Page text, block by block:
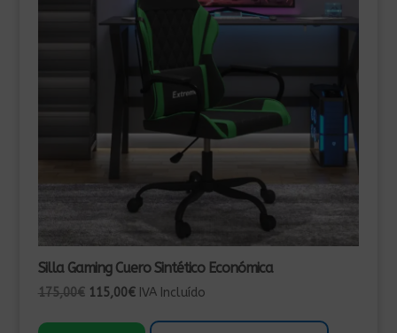
Silla Gaming Cuero Sintético Económica
175,00€ El
115,00€ElIVA Incluído